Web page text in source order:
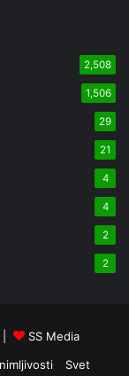
2,508
1,506
29
21
4
4
2
2
|
SS Media
Svet